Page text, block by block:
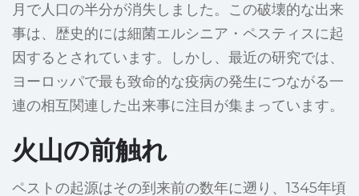
月で人口の半分が消失しました。この破壊的な出来
事は、歴史的には細菌エルシニア・ペスティスに起
因するとされています。しかし、最近の研究では、
ヨーロッパで最も致命的な疫病の発生につながる一
連の相互関連した出来事に注目が集まっています。
火山の前触れ
ペストの起源はその到来前の数年に遡り、1345年頃